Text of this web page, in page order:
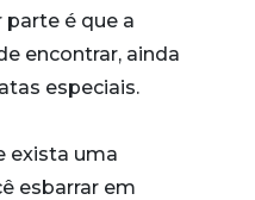
parte é que a
encontrar, ainda
especiais.
exista uma
esbarrar em